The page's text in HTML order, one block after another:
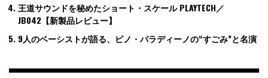
王道サウンドを秘めたショート・スケール PLAYTECH／
JB042【新製品レビュー】
9人のベーシストが語る、ピノ・パラディーノの“すごみ”と名演